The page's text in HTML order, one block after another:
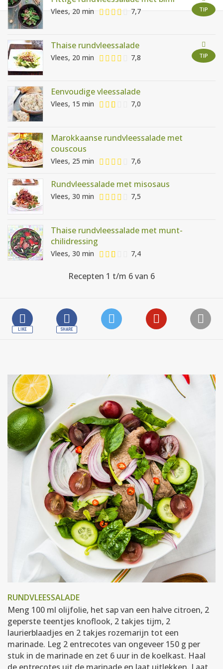
AANMELDEN
RECEPTEN
WEEKMENU'S
TIP
Vlees, 20 min 7,7
TIP
Thaise rundvleessalade
Vlees, 20 min 7,8
Eenvoudige vleessalade
Vlees, 15 min 7,0
Marokkaanse rundvleessalade met
couscous
Vlees, 25 min 7,6
Rundvleessalade met misosaus
Vlees, 30 min 7,5
Thaise rundvleessalade met munt-
chilidressing
Vlees, 30 min 7,4
Recepten 1 t/m 6 van 6
RUNDVLEESSALADE
Meng 100 ml olijfolie, het sap van een halve citroen, 2
geperste teentjes knoflook, 2 takjes tijm, 2
laurierblaadjes en 2 takjes rozemarijn tot een
marinade. Leg 2 entrecotes van ongeveer 150 g per
stuk in de marinade en zet 6 uur in de koelkast. Haal